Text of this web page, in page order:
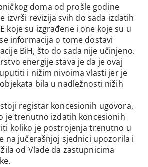
doma od prošle godine
izvrši revizija svih do sada izdatih
koje su izgrađene i one koje su u
informacija o tome dostavi
BiH, što do sada nije učinjeno.
energije stava je da je ovaj
i nižim nivoima vlasti jer je
bila u nadležnosti nižih
registar koncesionih ugovora,
je trenutno izdatih koncesionih
koliko je postrojenja trenutno u
na jučerašnjoj sjednici upozorila i
od Vlade da zastupnicima